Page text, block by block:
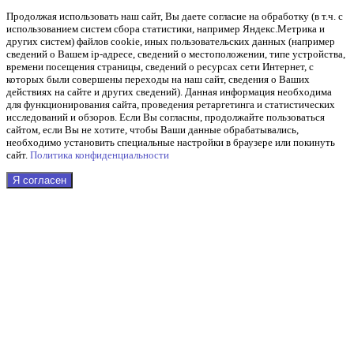
Продолжая использовать наш cайт, Вы даете согласие на обработку (в т.ч. с
использованием систем сбора статистики, например Яндекс.Метрика и
других систем) файлов cookie, иных пользовательских данных (например
сведений о Вашем ip-адресе, сведений о местоположении, типе устройства,
времени посещения страницы, сведений о ресурсах сети Интернет, с
которых были совершены переходы на наш сайт, сведения о Ваших
действиях на сайте и других сведений). Данная информация необходима
для функционирования сайта, проведения ретаргетинга и статистических
исследований и обзоров. Если Вы согласны, продолжайте пользоваться
сайтом, если Вы не хотите, чтобы Ваши данные обрабатывались,
необходимо установить специальные настройки в браузере или покинуть
сайт. Политика конфиденциальности
Я согласен